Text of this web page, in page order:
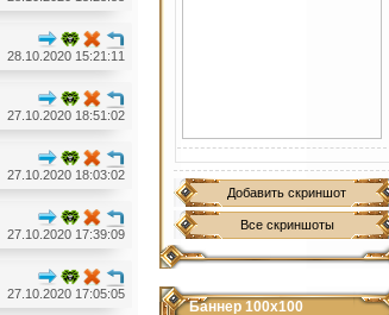
Добавить скриншот
Все скриншоты
Баннер 100х100
28.10.2020 15:21:11
27.10.2020 18:51:02
27.10.2020 18:03:02
27.10.2020 17:39:09
27.10.2020 17:05:05